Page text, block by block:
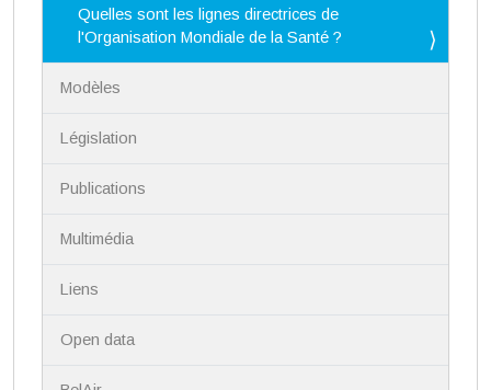
Quelles sont les lignes directrices de
l'Organisation Mondiale de la Santé ?
Modèles
Législation
Publications
Multimédia
Liens
Open data